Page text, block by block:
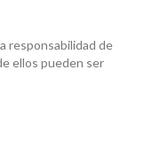
responsabilidad de
ellos pueden ser